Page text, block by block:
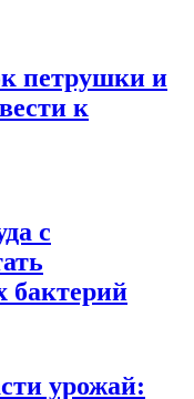
петрушки и
к
с
бактерий
урожай: